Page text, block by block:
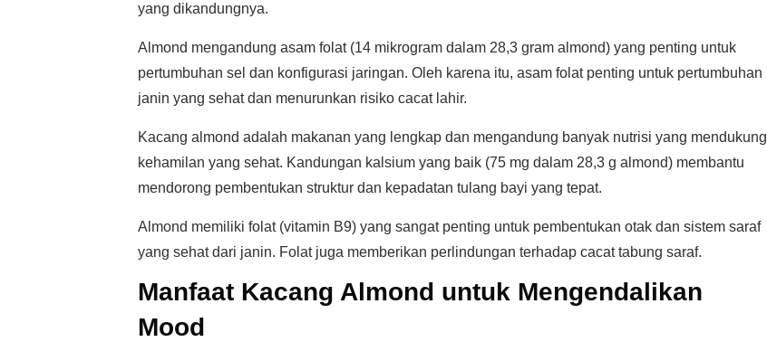
yang dikandungnya.
Almond mengandung asam folat (14 mikrogram dalam 28,3 gram almond) yang penting untuk
pertumbuhan sel dan konfigurasi jaringan. Oleh karena itu, asam folat penting untuk pertumbuhan
janin yang sehat dan menurunkan risiko cacat lahir.
Kacang almond adalah makanan yang lengkap dan mengandung banyak nutrisi yang mendukung
kehamilan yang sehat. Kandungan kalsium yang baik (75 mg dalam 28,3 g almond) membantu
mendorong pembentukan struktur dan kepadatan tulang bayi yang tepat.
Almond memiliki folat (vitamin B9) yang sangat penting untuk pembentukan otak dan sistem saraf
yang sehat dari janin. Folat juga memberikan perlindungan terhadap cacat tabung saraf.
Manfaat Kacang Almond untuk Mengendalikan
Mood